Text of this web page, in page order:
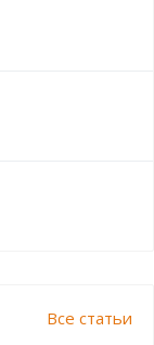
Все статьи